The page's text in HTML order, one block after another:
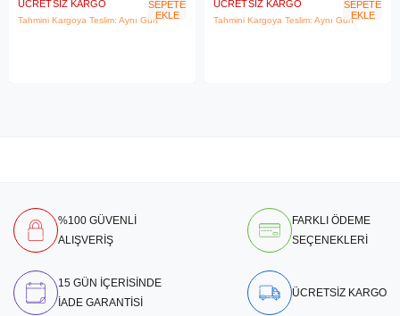
ÜCRETSIZ KARGO
Tahmini Kargoya Teslim: Aynı Gün
SEPETE
EKLE
ÜCRETSIZ KARGO
Tahmini Kargoya Teslim: Aynı Gün
SEPETE
EKLE
%100 GÜVENLİ
ALIŞVERİŞ
FARKLI ÖDEME
SEÇENEKLERİ
15 GÜN İÇERİSİNDE
İADE GARANTİSİ
ÜCRETSİZ KARGO